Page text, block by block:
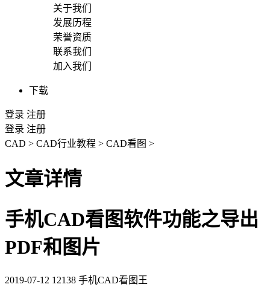
关于我们
发展历程
荣誉资质
联系我们
加入我们
下载
登录 注册
登录 注册
CAD > CAD行业教程 > CAD看图 >
文章详情
手机CAD看图软件功能之导出
PDF和图片
2019-07-12 12138 手机CAD看图王